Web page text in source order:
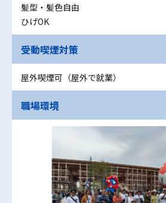
髪型・髪色自由
ひげOK
受動喫煙対策
屋外喫煙可（屋外で就業）
職場環境